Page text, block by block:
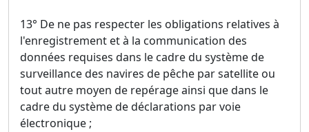
13° De ne pas respecter les obligations relatives à
l'enregistrement et à la communication des
données requises dans le cadre du système de
surveillance des navires de pêche par satellite ou
tout autre moyen de repérage ainsi que dans le
cadre du système de déclarations par voie
électronique ;